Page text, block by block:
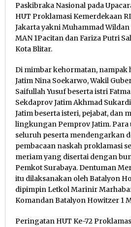
Paskibraka Nasional pada
HUT Proklamasi Kemerdekaan
Jakarta yakni Muhammad
MAN 1Pacitan dan Fariza Putri
Kota Blitar.
Di mimbar kehormatan,
Jatim Nina Soekarwo, Wakil
Saifullah Yusuf beserta istri
Sekdaprov Jatim Akhmad
Jatim beserta isteri, pejabat, dan
lingkungan Pemprov Jatim.
seluruh peserta mendengarkan
pembacaan naskah proklamasi
meriam yang disertai dengan
Pemkot Surabaya. Dentuman
itu dilaksanakan oleh Batalyon
dipimpin Letkol Marinir
Komandan Batalyon Howitzer 1
Peringatan HUT Ke-72